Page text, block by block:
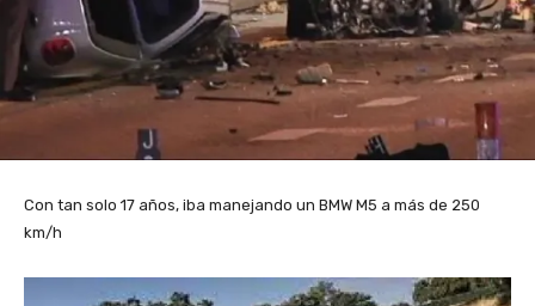
Con tan solo 17 años, iba manejando un BMW M5 a más de 250
km/h